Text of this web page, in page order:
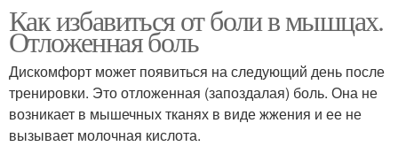
Как избавиться от боли в мышцах.
Отложенная боль
Дискомфорт может появиться на следующий день после
тренировки. Это отложенная (запоздалая) боль. Она не
возникает в мышечных тканях в виде жжения и ее не
вызывает молочная кислота.